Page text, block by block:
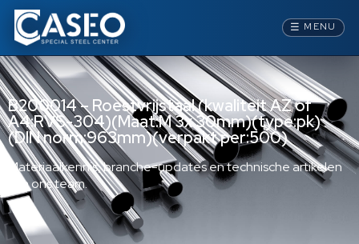
☰ MENU
B200014 – Roestvrijstaal (kwaliteit AZ of
A4:RVS-304)(Maat:M 3x 30mm)(type:pk)
(DIN norm:963mm)(verpakt per:500)
Materiaalkennis, branche-updates en technische artikelen
van ons team.